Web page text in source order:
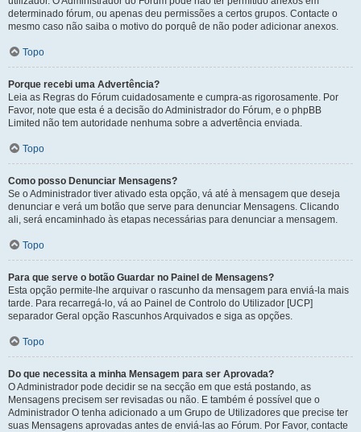
determinado fórum, ou apenas deu permissões a certos grupos. Contacte o
mesmo caso não saiba o motivo do porquê de não poder adicionar anexos.
Topo
Porque recebi uma Advertência?
Leia as Regras do Fórum cuidadosamente e cumpra-as rigorosamente. Por
Favor, note que esta é a decisão do Administrador do Fórum, e o phpBB
Limited não tem autoridade nenhuma sobre a advertência enviada.
Topo
Como posso Denunciar Mensagens?
Se o Administrador tiver ativado esta opção, vá até à mensagem que deseja
denunciar e verá um botão que serve para denunciar Mensagens. Clicando
ali, será encaminhado às etapas necessárias para denunciar a mensagem.
Topo
Para que serve o botão Guardar no Painel de Mensagens?
Esta opção permite-lhe arquivar o rascunho da mensagem para enviá-la mais
tarde. Para recarregá-lo, vá ao Painel de Controlo do Utilizador [UCP]
separador Geral opção Rascunhos Arquivados e siga as opções.
Topo
Do que necessita a minha Mensagem para ser Aprovada?
O Administrador pode decidir se na secção em que está postando, as
Mensagens precisem ser revisadas ou não. E também é possível que o
Administrador O tenha adicionado a um Grupo de Utilizadores que precise ter
suas Mensagens aprovadas antes de enviá-las ao Fórum. Por Favor, contacte